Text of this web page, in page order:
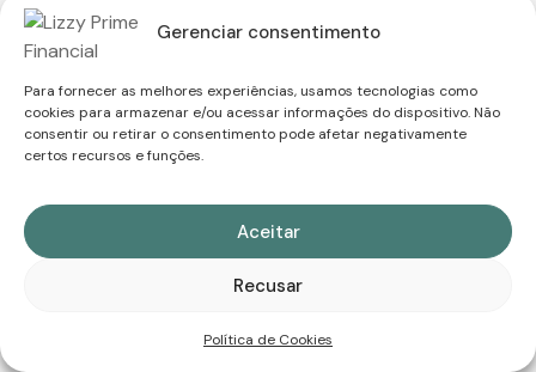
Gerenciar consentimento
Para fornecer as melhores experiências, usamos tecnologias como
cookies para armazenar e/ou acessar informações do dispositivo. Não
consentir ou retirar o consentimento pode afetar negativamente
certos recursos e funções.
Aceitar
Recusar
Política de Cookies